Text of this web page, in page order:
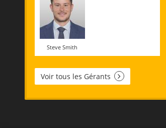
Steve Smith
Voir tous les Gérants